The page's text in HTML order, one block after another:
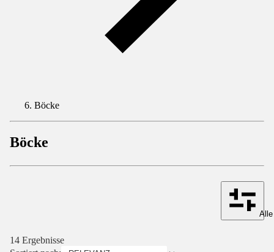
Böcke
Böcke
14 Ergebnisse